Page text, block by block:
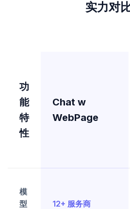
实力对
功
能
特
性
Chat w
WebPage
模
型
12+ 服务商